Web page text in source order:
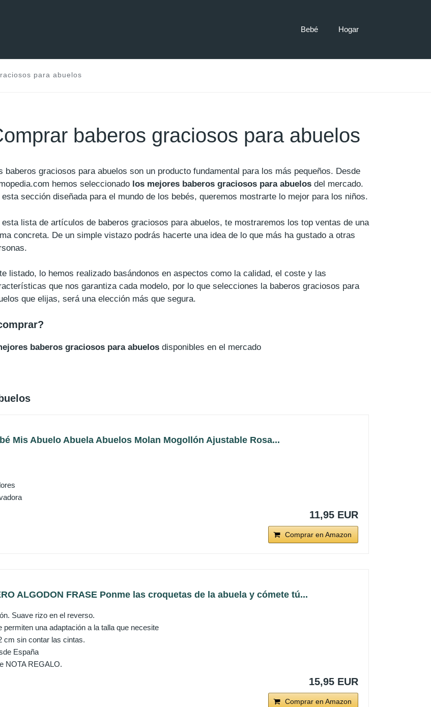
Bebé Hogar
para abuelos
baberos graciosos para abuelos
baberos graciosos para abuelos son un producto fundamental para los más pequeños. Desde
hemos seleccionado los mejores baberos graciosos para abuelos del mercado.
esta sección diseñada para el mundo de los bebés, queremos mostrarte lo mejor para los niños.
esta lista de artículos de baberos graciosos para abuelos, te mostraremos los top ventas de una
concreta. De un simple vistazo podrás hacerte una idea de lo que más ha gustado a otras
listado, lo hemos realizado basándonos en aspectos como la calidad, el coste y las
que nos garantiza cada modelo, por lo que selecciones la baberos graciosos para
que elijas, será una elección más que segura.
baberos graciosos para abuelos disponibles en el mercado
Mis Abuelo Abuela Abuelos Molan Mogollón Ajustable Rosa...
11,95 EUR
Comprar en Amazon
ALGODON FRASE Ponme las croquetas de la abuela y cómete tú...
Suave rizo en el reverso.
permiten una adaptación a la talla que necesite
cm sin contar las cintas.
España
NOTA REGALO.
15,95 EUR
Comprar en Amazon